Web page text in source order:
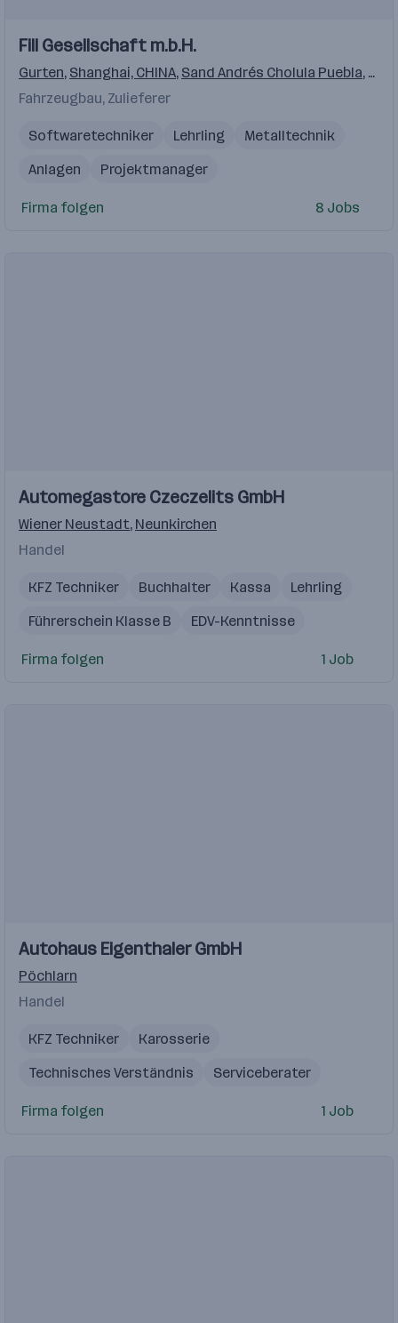
Videos
Einblicke
Einblicke
Fill Gesellschaft m.b.H.
Gurten, Shanghai, CHINA, Sand Andrés Cholula Puebla,
Fahrzeugbau, Zulieferer
Softwaretechniker Lehrling
Metalltechnik
Anlagen
Projektmanager
Führerschein Klasse B
Firma folgen 8 Jobs
Automegastore Czeczelits GmbH
Wiener Neustadt, Neunkirchen
Handel
KFZ Techniker Buchhalter Kassa
Lehrling
Führerschein Klasse B
EDV-Kenntnisse
Serviceberater Kfz
Firma folgen 1 Job
Autohaus Eigenthaler GmbH
Pöchlarn
Handel
KFZ Techniker
Karosserie
Technisches Verständnis
Serviceberater
Serviceassistent
Firma folgen 1 Job